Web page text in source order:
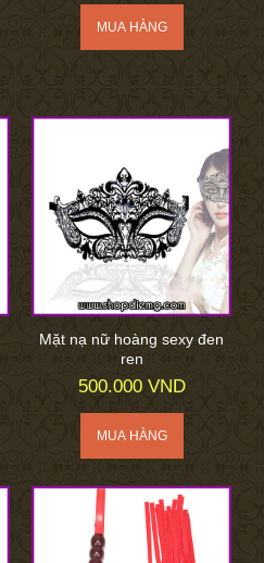
Mặt nạ nữ hoàng sexy đen
ren
500.000 VND